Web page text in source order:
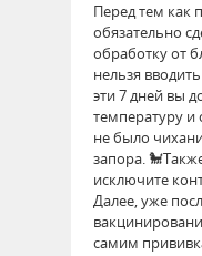
Перед тем как
обязательно
обработку от
нельзя
эти 7 дней вы
температуру и
не было
запора.
исключите
Далее, уже
самим